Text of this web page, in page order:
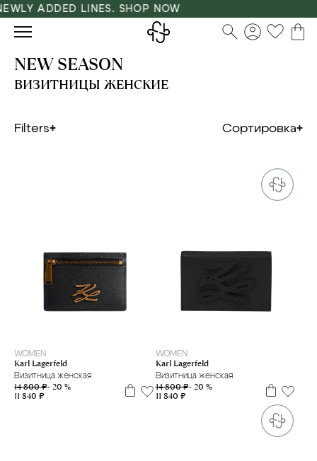
ADDED LINES. SHOP NOW
NEW SEASON
ВИЗИТНИЦЫ ЖЕНСКИЕ
Filters Сортировка
WOMEN
Karl Lagerfeld
Визитница женская
14 800 ₽- 20 %
11 840 ₽
WOMEN
Karl Lagerfeld
Визитница женская
14 800 ₽- 20 %
11 840 ₽